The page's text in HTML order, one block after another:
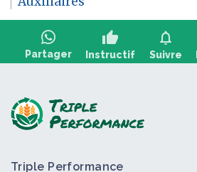
Partager
thumb_up
Instructif
notifications
Suivre
Triple Performance